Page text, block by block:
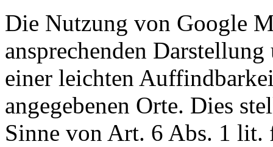
Die Nutzung von Google
ansprechenden
einer leichten
angegebenen Orte. Dies
Sinne von Art. 6 Abs. 1 lit.